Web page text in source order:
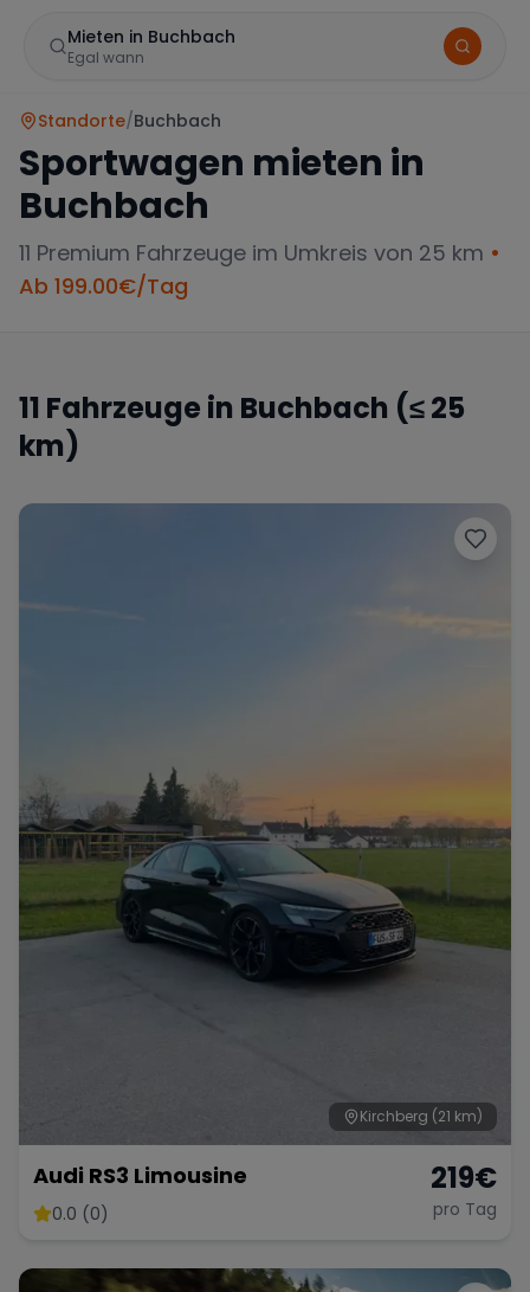
Mieten in Buchbach
Egal wann
Tesla
Bentley Rolls Royce Aston Martin
Standorte/Buchbach
Sportwagen mieten in
Buchbach
11 Premium Fahrzeuge im Umkreis von 25 km •
Ab 199.00€/Tag
11 Fahrzeuge in Buchbach (≤ 25
km)
Kirchberg (21 km)
Audi RS3 Limousine
0.0 (0)
219€
pro Tag